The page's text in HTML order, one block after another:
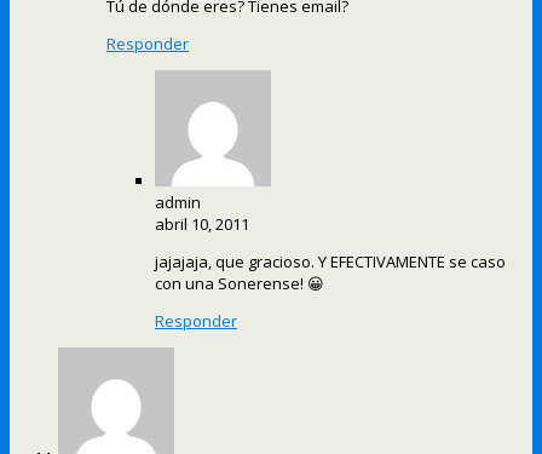
Tú de dónde eres? Tienes email?
Responder
admin
abril 10, 2011
jajajaja, que gracioso. Y EFECTIVAMENTE se caso
con una Sonerense! 😀
Responder